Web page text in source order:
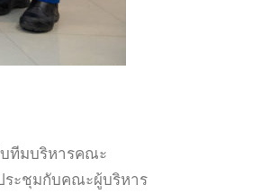
บทีมบริหารคณะ
ระชุมกับคณะผู้บริหาร